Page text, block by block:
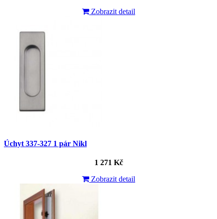
Zobrazit detail
Úchyt 337-327 1 pár Nikl
1 271 Kč
Zobrazit detail